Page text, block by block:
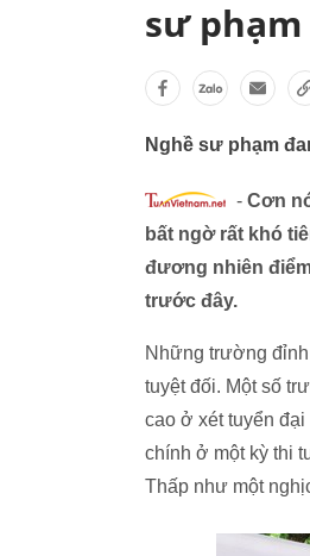
sư phạm
Nghề sư phạm
- Cơn
bất ngờ rất khó
đương nhiên
trước đây.
Những trường
tuyệt đối. Một số
cao ở xét tuyển
chính ở một kỳ thi
Thấp như một